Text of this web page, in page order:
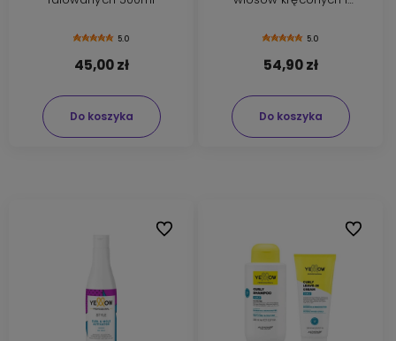
5.0
45,00 zł
Do koszyka
5.0
54,90 zł
Do koszyka
Do ulubionych Do